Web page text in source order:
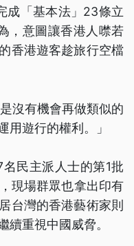
成「基本法」23條立
，意圖讓香港人噤若
香港遊客趁旅行空檔
沒有機會再做類似的
用遊行的權利。」
民主派人士的第1批
現場群眾也拿出印有
台灣的香港藝術家則
續重視中國威脅。